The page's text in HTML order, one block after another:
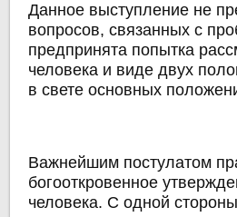
Данное выступление не
вопросов, связанных с
предпринята попытка
человека и виде двух
в свете основных
Важнейшим постулатом
богооткровенное
человека. С одной